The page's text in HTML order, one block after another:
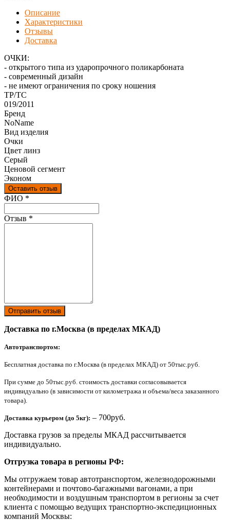
Описание
Характеристики
Отзывы
Доставка
ОЧКИ:
- открытого типа из ударопрочного поликарбоната
- современный дизайн
- не имеют ограничения по сроку ношения
ТР/ТС
019/2011
Бренд
NoName
Вид изделия
Очки
Цвет линз
Серый
Ценовой сегмент
Эконом
Оставить отзыв
Ваш отзыв был отправлен!
ФИО *
Отзыв *
Отправить отзыв
Доставка по г.Москва (в пределах МКАД)
Автотранспортом:
Бесплатная доставка по г.Москва (в пределах МКАД) от 50тыс.руб.
При сумме до 50тыс.руб. стоимость доставки согласовывается
индивидуально (в зависимости от километража и объема/веса заказанного
товара).
Доставка курьером (до 5кг): – 700руб.
Доставка грузов за пределы МКАД рассчитывается
индивидуально.
Отгрузка товара в регионы РФ:
Мы отгружаем товар автотранспортом, железнодорожными
контейнерами и почтово-багажными вагонами, а при
необходимости и воздушным транспортом в регионы за счет
клиента с помощью ведущих транспортно-экспедиционных
компаний Москвы: